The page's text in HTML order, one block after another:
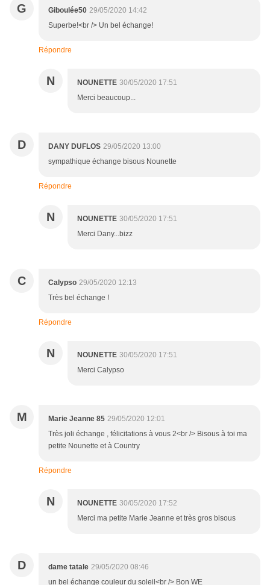
G Giboulée50 29/05/2020 14:42
Superbe!<br /> Un bel échange!
Répondre
N NOUNETTE 30/05/2020 17:51
Merci beaucoup...
D DANY DUFLOS 29/05/2020 13:00
sympathique échange bisous Nounette
Répondre
N NOUNETTE 30/05/2020 17:51
Merci Dany...bizz
C Calypso 29/05/2020 12:13
Très bel échange !
Répondre
N NOUNETTE 30/05/2020 17:51
Merci Calypso
M Marie Jeanne 85 29/05/2020 12:01
Très joli échange , félicitations à vous 2<br /> Bisous à toi ma
petite Nounette et à Country
Répondre
N NOUNETTE 30/05/2020 17:52
Merci ma petite Marie Jeanne et très gros bisous
D dame tatale 29/05/2020 08:46
un bel échange couleur du soleil<br /> Bon WE